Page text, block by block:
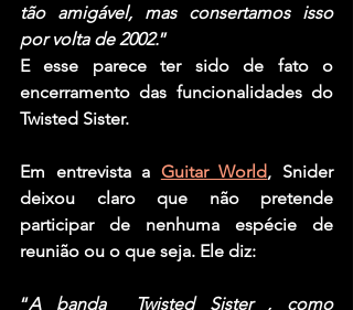
tão amigável, mas consertamos isso
por volta de 2002.”
E esse parece ter sido de fato o
Twisted Sister.
Em entrevista a Guitar World, Snider
deixou claro que não pretende
participar de nenhuma espécie de
reunião ou o que seja. Ele diz:
“A banda  Twisted Sister , como